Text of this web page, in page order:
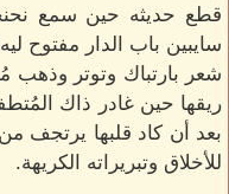
قطع حديثه حين سمع
سايبين باب الدار مفتوح
شعر بارتباك وتوتر وذهب
ريقها حين غادر ذاك
بعد أن كاد قلبها يرتجف
للأخلاق وتبريراته الكريهة.